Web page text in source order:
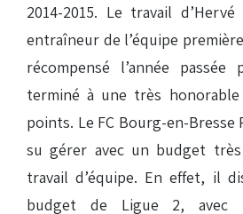
2014-2015. Le travail d’Hervé
entraîneur de l’équipe
récompensé l’année
terminé à une très honorable
points. Le FC Bourg-en-Bresse
su gérer avec un budget
travail d’équipe. En effet, il
budget de Ligue 2,